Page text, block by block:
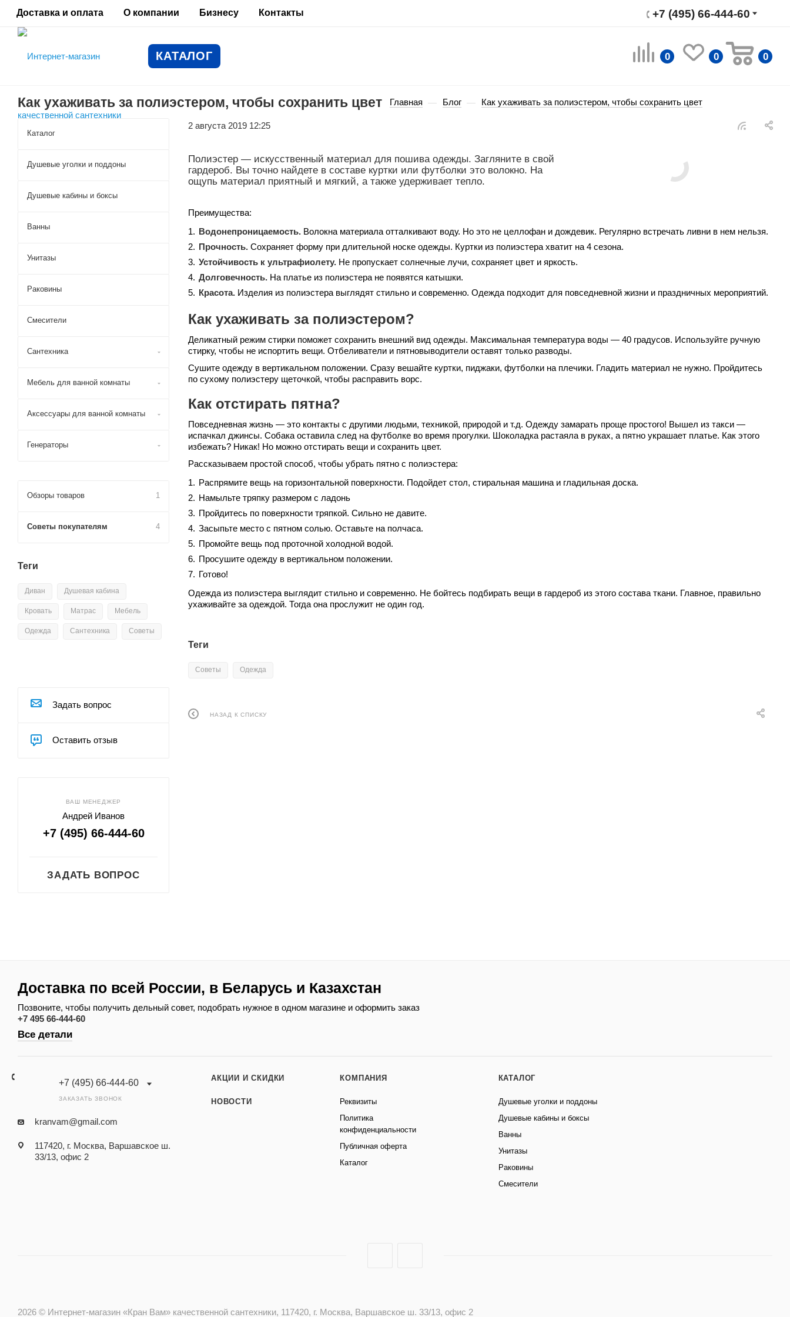
+7 (495) 66-444-60
Доставка и оплата О компании Бизнесу Контакты
КАТАЛОГ 0 0 0
Как ухаживать за полиэстером, чтобы сохранить цвет Главная — Блог — Как ухаживать за полиэстером, чтобы сохранить цвет
2 августа 2019 12:25
Полиэстер — искусственный материал для пошива одежды. Загляните в свой
гардероб. Вы точно найдете в составе куртки или футболки это волокно. На
ощупь материал приятный и мягкий, а также удерживает тепло.
Преимущества:
Водонепроницаемость. Волокна материала отталкивают воду. Но это не целлофан и дождевик. Регулярно встречать ливни в нем нельзя.
Прочность. Сохраняет форму при длительной носке одежды. Куртки из полиэстера хватит на 4 сезона.
Устойчивость к ультрафиолету. Не пропускает солнечные лучи, сохраняет цвет и яркость.
Долговечность. На платье из полиэстера не появятся катышки.
Красота. Изделия из полиэстера выглядят стильно и современно. Одежда подходит для повседневной жизни и праздничных мероприятий.
Как ухаживать за полиэстером?
Деликатный режим стирки поможет сохранить внешний вид одежды. Максимальная температура воды — 40 градусов. Используйте ручную
стирку, чтобы не испортить вещи. Отбеливатели и пятновыводители оставят только разводы.
Сушите одежду в вертикальном положении. Сразу вешайте куртки, пиджаки, футболки на плечики. Гладить материал не нужно. Пройдитесь
по сухому полиэстеру щеточкой, чтобы расправить ворс.
Как отстирать пятна?
Повседневная жизнь — это контакты с другими людьми, техникой, природой и т.д. Одежду замарать проще простого! Вышел из такси —
испачкал джинсы. Собака оставила след на футболке во время прогулки. Шоколадка растаяла в руках, а пятно украшает платье. Как этого
избежать? Никак! Но можно отстирать вещи и сохранить цвет.
Рассказываем простой способ, чтобы убрать пятно с полиэстера:
Распрямите вещь на горизонтальной поверхности. Подойдет стол, стиральная машина и гладильная доска.
Намыльте тряпку размером с ладонь
Пройдитесь по поверхности тряпкой. Сильно не давите.
Засыпьте место с пятном солью. Оставьте на полчаса.
Промойте вещь под проточной холодной водой.
Просушите одежду в вертикальном положении.
Готово!
Одежда из полиэстера выглядит стильно и современно. Не бойтесь подбирать вещи в гардероб из этого состава ткани. Главное, правильно
ухаживайте за одеждой. Тогда она прослужит не один год.
Теги
Советы Одежда
НАЗАД К СПИСКУ
Каталог
Душевые уголки и поддоны
Душевые кабины и боксы
Ванны
Унитазы
Раковины
Смесители
Сантехника
Мебель для ванной комнаты
Аксессуары для ванной комнаты
Генераторы
Обзоры товаров 1
Советы покупателям 4
Теги
Диван Душевая кабина
Кровать Матрас Мебель
Одежда Сантехника Советы
Задать вопрос
Оставить отзыв
ВАШ МЕНЕДЖЕР
Андрей Иванов
+7 (495) 66-444-60
ЗАДАТЬ ВОПРОС
Доставка по всей России, в Беларусь и Казахстан
Позвоните, чтобы получить дельный совет, подобрать нужное в одном магазине и оформить заказ
+7 495 66-444-60
Все детали
+7 (495) 66-444-60
ЗАКАЗАТЬ ЗВОНОК
kranvam@gmail.com
117420, г. Москва, Варшавское ш.
33/13, офис 2
АКЦИИ И СКИДКИ
НОВОСТИ
КОМПАНИЯ
Реквизиты
Политика
конфиденциальности
Публичная оферта
Каталог
КАТАЛОГ
Душевые уголки и поддоны
Душевые кабины и боксы
Ванны
Унитазы
Раковины
Смесители
2026 © Интернет-магазин «Кран Вам» качественной сантехники, 117420, г. Москва, Варшавское ш. 33/13, офис 2